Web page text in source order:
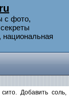
с фото,
национальная
Добавить соль,